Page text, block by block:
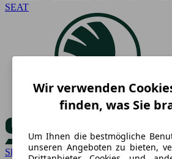
SEAT
Skoda
Wir verwenden
finden, was Sie
Um Ihnen die bestmögliche
unseren Angeboten zu bieten,